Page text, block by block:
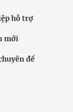
hỗ trợ
mới
đề